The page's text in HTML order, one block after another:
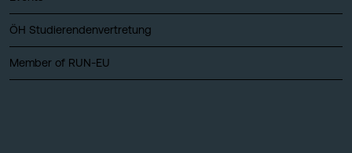
ÖH Studierendenvertretung
Member of RUN-EU